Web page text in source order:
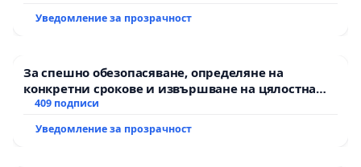
Уведомление за прозрачност
За спешно обезопасяване, определяне на
конкретни срокове и извършване на цялостна
рехабилитация на републиканския път между
Мирово - к.к. Момин проход
409 подписи
Уведомление за прозрачност